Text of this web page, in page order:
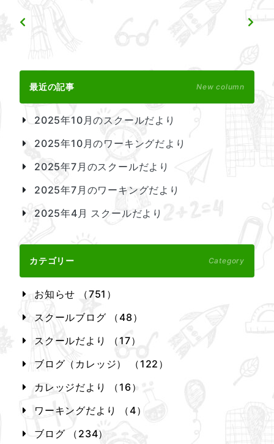
最近の記事 New column
2025年10月のスクールだより
2025年10月のワーキングだより
2025年7月のスクールだより
2025年7月のワーキングだより
2025年4月 スクールだより
カテゴリー Category
お知らせ （751）
スクールブログ （48）
スクールだより （17）
ブログ（カレッジ） （122）
カレッジだより （16）
ワーキングだより （4）
ブログ （234）